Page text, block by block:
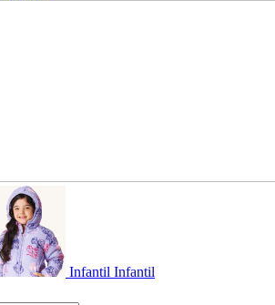
Infantil Infantil